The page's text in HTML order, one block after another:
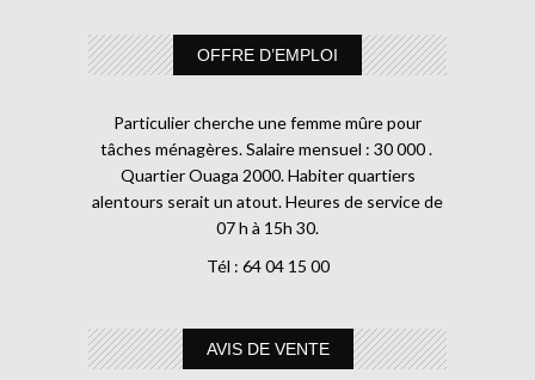
OFFRE D’EMPLOI
Particulier cherche une femme mûre pour
tâches ménagères. Salaire mensuel : 30 000 .
Quartier Ouaga 2000. Habiter quartiers
alentours serait un atout. Heures de service de
07 h à 15h 30.
Tél : 64 04 15 00
AVIS DE VENTE